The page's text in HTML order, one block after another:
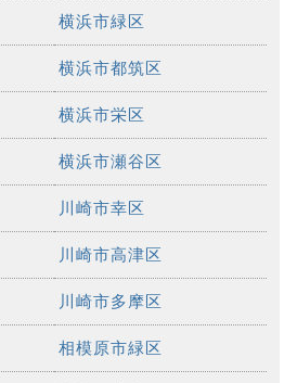
横浜市緑区
横浜市都筑区
横浜市栄区
横浜市瀬谷区
川崎市幸区
川崎市高津区
川崎市多摩区
相模原市緑区